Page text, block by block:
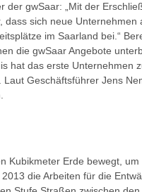
der gwSaar: „Mit der
dass sich neue
im Saarland bei.“
die gwSaar Angebote
hat das erste Unternehmen
Geschäftsführer Jens
Kubikmeter Erde bewegt,
die Arbeiten für die